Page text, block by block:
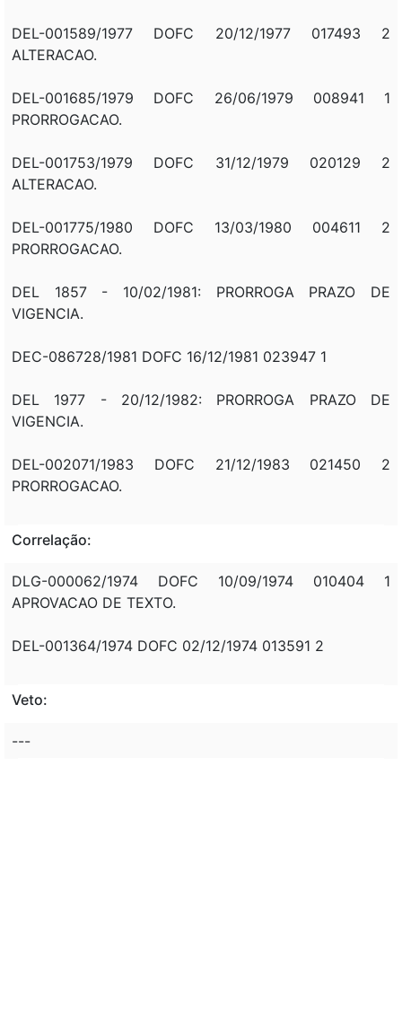
DEL-001589/1977 DOFC 20/12/1977 017493 2
ALTERACAO.
DEL-001685/1979 DOFC 26/06/1979 008941 1
PRORROGACAO.
DEL-001753/1979 DOFC 31/12/1979 020129 2
ALTERACAO.
DEL-001775/1980 DOFC 13/03/1980 004611 2
PRORROGACAO.
DEL 1857 - 10/02/1981: PRORROGA PRAZO DE
VIGENCIA.
DEC-086728/1981 DOFC 16/12/1981 023947 1
DEL 1977 - 20/12/1982: PRORROGA PRAZO DE
VIGENCIA.
DEL-002071/1983 DOFC 21/12/1983 021450 2
PRORROGACAO.
Correlação:
DLG-000062/1974 DOFC 10/09/1974 010404 1
APROVACAO DE TEXTO.
DEL-001364/1974 DOFC 02/12/1974 013591 2
Veto:
---